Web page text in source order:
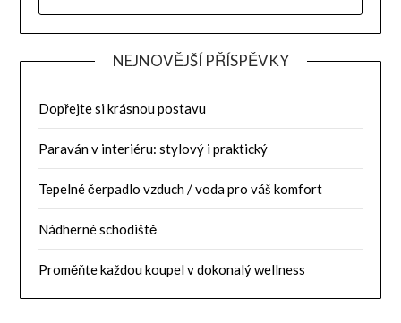
NEJNOVĚJŠÍ PŘÍSPĚVKY
Dopřejte si krásnou postavu
Paraván v interiéru: stylový i praktický
Tepelné čerpadlo vzduch / voda pro váš komfort
Nádherné schodiště
Proměňte každou koupel v dokonalý wellness